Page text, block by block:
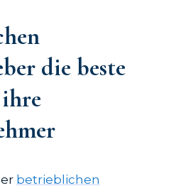
die beste
betrieblichen